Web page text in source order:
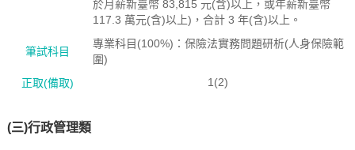
於月薪新臺幣 83,815 元(含)以上，或年薪新臺幣
117.3 萬元(含)以上)，合計 3 年(含)以上。
筆試科目
專業科目(100%)：保險法實務問題研析(人身保險範
圍)
正取(備取)
1(2)
(三)行政管理類